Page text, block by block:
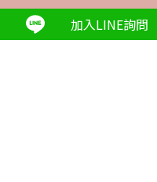
內湖美麗爾診所
02-7721-8787
加入LINE詢問